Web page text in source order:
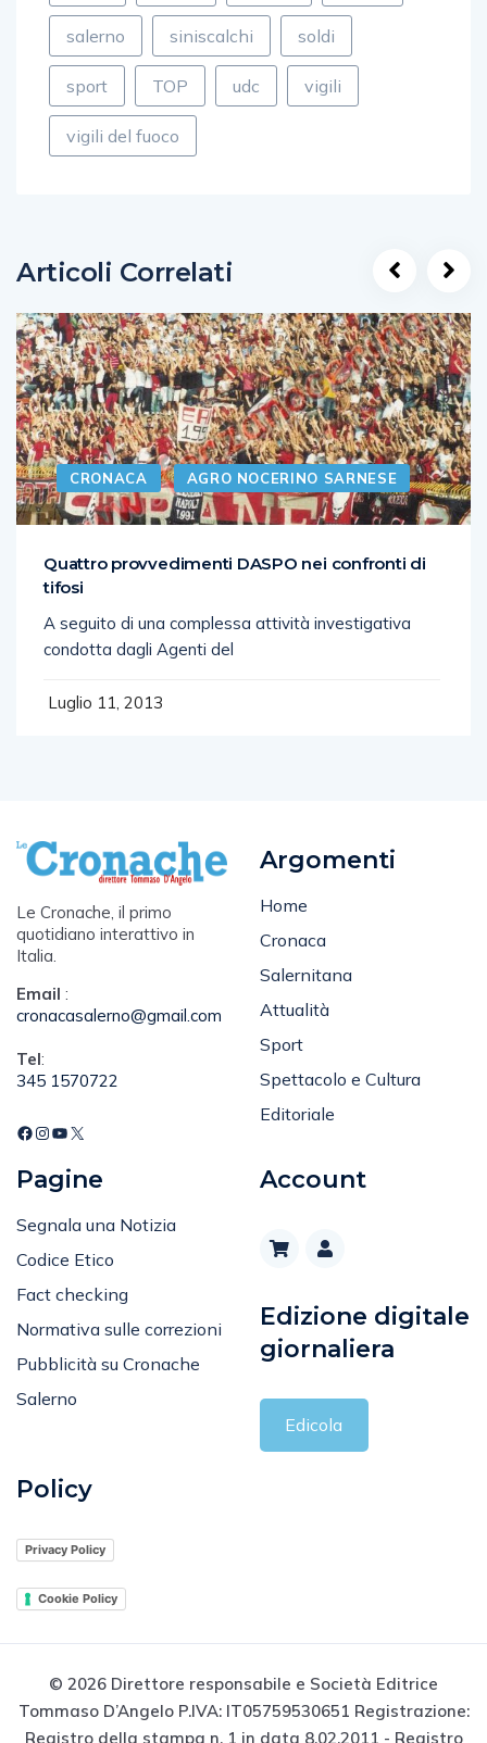
salerno siniscalchi soldi
sport TOP udc vigili
vigili del fuoco
Articoli Correlati
CRONACA AGRO NOCERINO SARNESE
Quattro provvedimenti DASPO nei confronti di
tifosi
A seguito di una complessa attività investigativa
condotta dagli Agenti del
Luglio 11, 2013
Le Cronache, il primo
quotidiano interattivo in
Italia.
Email :
cronacasalerno@gmail.com
Tel:
345 1570722
Argomenti
Home
Cronaca
Salernitana
Attualità
Sport
Spettacolo e Cultura
Editoriale
Pagine
Segnala una Notizia
Codice Etico
Fact checking
Normativa sulle correzioni
Pubblicità su Cronache
Salerno
Account
Edizione digitale
giornaliera
Edicola
Policy
Privacy Policy
Cookie Policy
© 2026 Direttore responsabile e Società Editrice
Tommaso D’Angelo P.IVA: IT05759530651 Registrazione:
Registro della stampa n. 1 in data 8.02.2011 - Registro